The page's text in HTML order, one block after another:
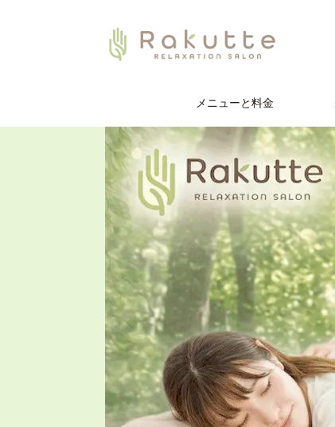
メニューと料金